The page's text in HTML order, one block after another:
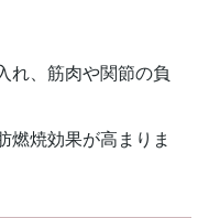
れ、筋肉や関節の負
燃焼効果が高まりま